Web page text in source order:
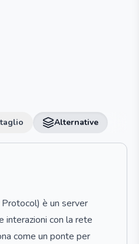
Alternative
è un server
con la rete
come un ponte per